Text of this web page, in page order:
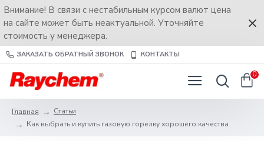
Внимание! В связи с нестабильным курсом валют цена
на сайте может быть неактуальной. Уточняйте
стоимость у менеджера.
ЗАКАЗАТЬ ОБРАТНЫЙ ЗВОНОК КОНТАКТЫ
0
Главная
Статьи
Как выбрать и купить газовую горелку хорошего качества